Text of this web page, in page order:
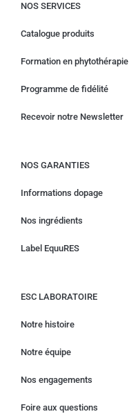
NOS SERVICES
Catalogue produits
Formation en phytothérapie
Programme de fidélité
Recevoir notre Newsletter
NOS GARANTIES
Informations dopage
Nos ingrédients
Label EquuRES
ESC LABORATOIRE
Notre histoire
Notre équipe
Nos engagements
Foire aux questions